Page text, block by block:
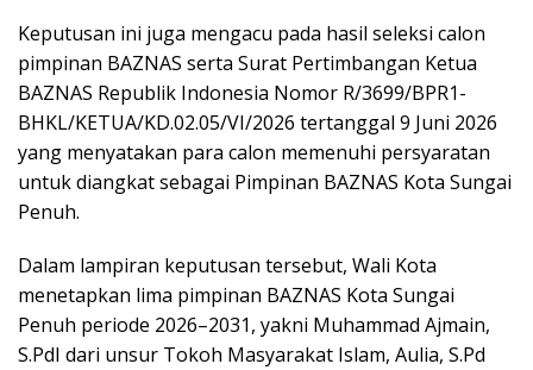
Keputusan ini juga mengacu pada hasil seleksi calon
pimpinan BAZNAS serta Surat Pertimbangan Ketua
BAZNAS Republik Indonesia Nomor R/3699/BPR1-
BHKL/KETUA/KD.02.05/VI/2026 tertanggal 9 Juni 2026
yang menyatakan para calon memenuhi persyaratan
untuk diangkat sebagai Pimpinan BAZNAS Kota Sungai
Penuh.
Dalam lampiran keputusan tersebut, Wali Kota
menetapkan lima pimpinan BAZNAS Kota Sungai
Penuh periode 2026–2031, yakni Muhammad Ajmain,
S.PdI dari unsur Tokoh Masyarakat Islam, Aulia, S.Pd